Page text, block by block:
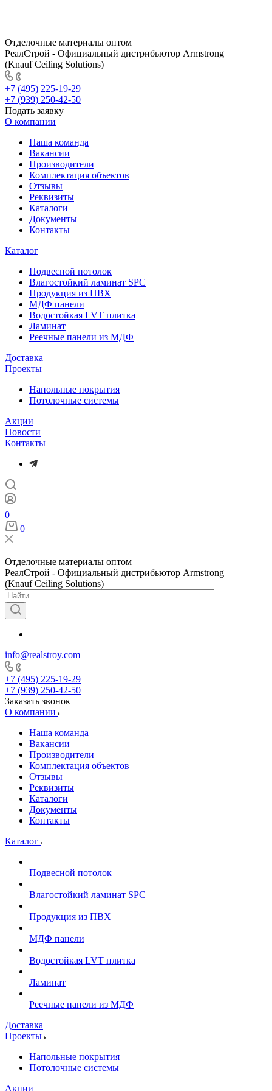
Отделочные материалы оптом
РеалСтрой - Официальный дистрибьютор Armstrong
(Knauf Ceiling Solutions)
+7 (495) 225-19-29
+7 (939) 250-42-50
Подать заявку
О компании
Наша команда
Вакансии
Производители
Комплектация объектов
Отзывы
Реквизиты
Каталоги
Документы
Контакты
Каталог
Подвесной потолок
Влагостойкий ламинат SPC
Продукция из ПВХ
МДФ панели
Водостойкая LVT плитка
Ламинат
Реечные панели из МДФ
Доставка
Проекты
Напольные покрытия
Потолочные системы
Акции
Новости
Контакты
0
0
Отделочные материалы оптом
РеалСтрой - Официальный дистрибьютор Armstrong
(Knauf Ceiling Solutions)
info@realstroy.com
+7 (495) 225-19-29
+7 (939) 250-42-50
Заказать звонок
О компании
Наша команда
Вакансии
Производители
Комплектация объектов
Отзывы
Реквизиты
Каталоги
Документы
Контакты
Каталог
Подвесной потолок
Влагостойкий ламинат SPC
Продукция из ПВХ
МДФ панели
Водостойкая LVT плитка
Ламинат
Реечные панели из МДФ
Доставка
Проекты
Напольные покрытия
Потолочные системы
Акции